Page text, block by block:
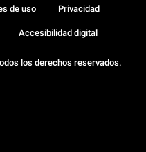
los derechos reservados.
de uso Privacidad
Accesibilidad digital